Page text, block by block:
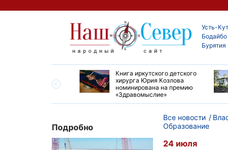
Усть-Кут
Бодайбо
Бурятия
большой эстафеты
Книга иркутского детского
хирурга Юрия Козлова
номинирована на премию
«Здравомыслие»
Подробно
Все новости
Образование
24 июля